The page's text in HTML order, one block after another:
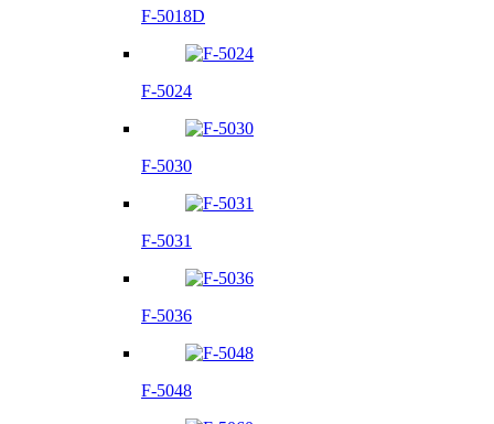
F-5018D
F-5024
F-5030
F-5031
F-5036
F-5048